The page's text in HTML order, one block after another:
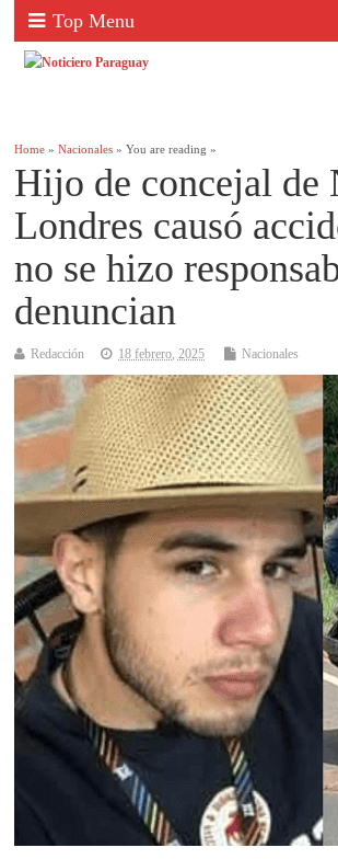
Top Menu
Home »Nacionales » You are reading »
Hijo de concejal de
Londres causó
no se hizo
denuncian
Redacción 18 febrero, 2025 Nacionales